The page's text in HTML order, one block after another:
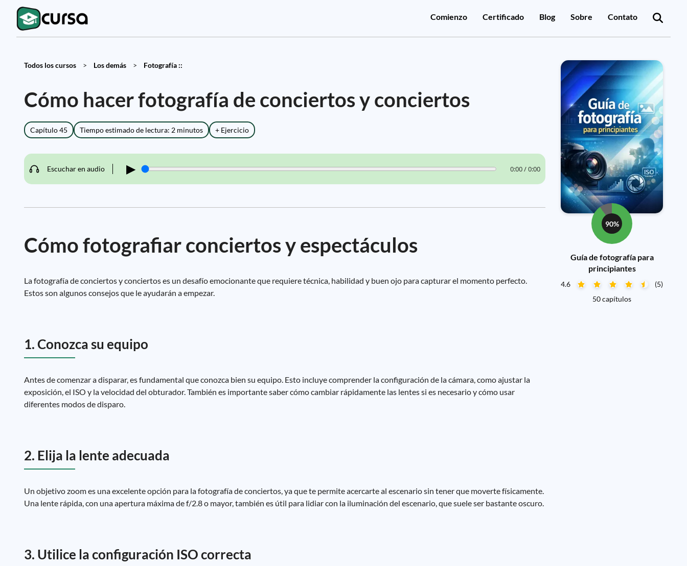
Comienzo Certificado Blog Sobre Contato
Todos los cursos > Los demás > Fotografía ::
Cómo hacer fotografía de conciertos y conciertos
Capítulo 45 Tiempo estimado de lectura: 2 minutos + Ejercicio
Escuchar en audio ▶ 0:00 / 0:00
Cómo fotografiar conciertos y espectáculos
La fotografía de conciertos y conciertos es un desafío emocionante que requiere técnica, habilidad y buen ojo para capturar el momento perfecto.
Estos son algunos consejos que le ayudarán a empezar.
1. Conozca su equipo
Antes de comenzar a disparar, es fundamental que conozca bien su equipo. Esto incluye comprender la configuración de la cámara, como ajustar la
exposición, el ISO y la velocidad del obturador. También es importante saber cómo cambiar rápidamente las lentes si es necesario y cómo usar
diferentes modos de disparo.
2. Elija la lente adecuada
Un objetivo zoom es una excelente opción para la fotografía de conciertos, ya que te permite acercarte al escenario sin tener que moverte físicamente.
Una lente rápida, con una apertura máxima de f/2.8 o mayor, también es útil para lidiar con la iluminación del escenario, que suele ser bastante oscuro.
3. Utilice la configuración ISO correcta
90%
Guía de fotografía para
principiantes
4.6
(5)
50 capítulos